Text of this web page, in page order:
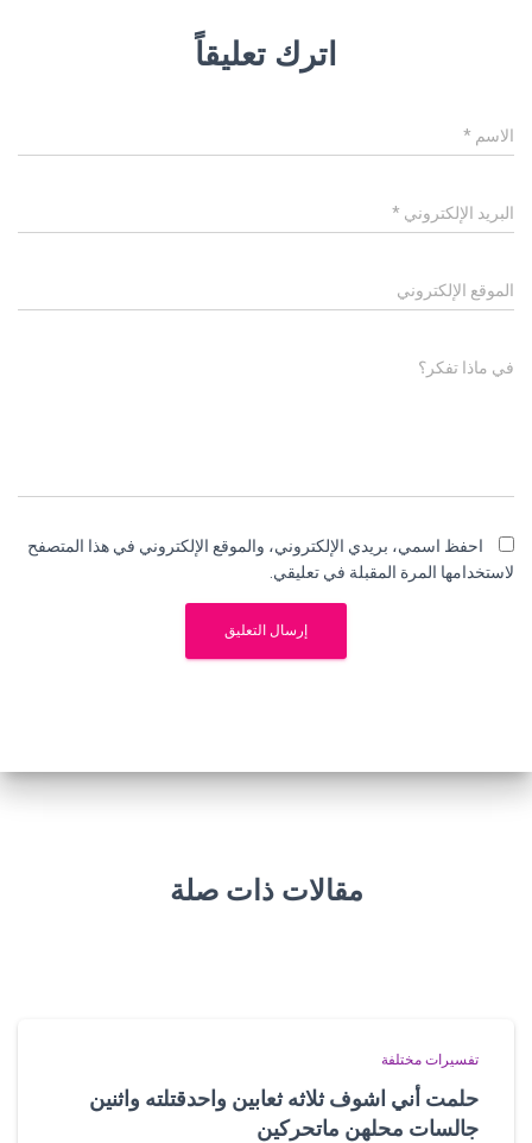
اترك تعليقاً
الاسم *
البريد الإلكتروني *
الموقع الإلكتروني
في ماذا تفكر؟
احفظ اسمي، بريدي الإلكتروني، والموقع الإلكتروني في هذا المتصفح
لاستخدامها المرة المقبلة في تعليقي.
مقالات ذات صلة
تفسيرات مختلفة
حلمت أني اشوف ثلاثه ثعابين واحدقتلته واثنين
جالسات محلهن ماتحركين